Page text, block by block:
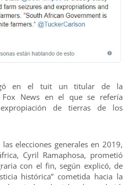
en el tuit un titular de la
Fox News en el que se refería
de tierras de los
elecciones generales en 2019,
Cyril Ramaphosa, prometió
con el fin, según explicó, de
histórica” cometida hacia la